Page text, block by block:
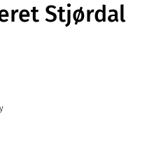
Stjørdal